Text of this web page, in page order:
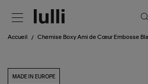
Accueil Chemise Boxy Ami de Cœur Embosse
MADE IN EUROPE